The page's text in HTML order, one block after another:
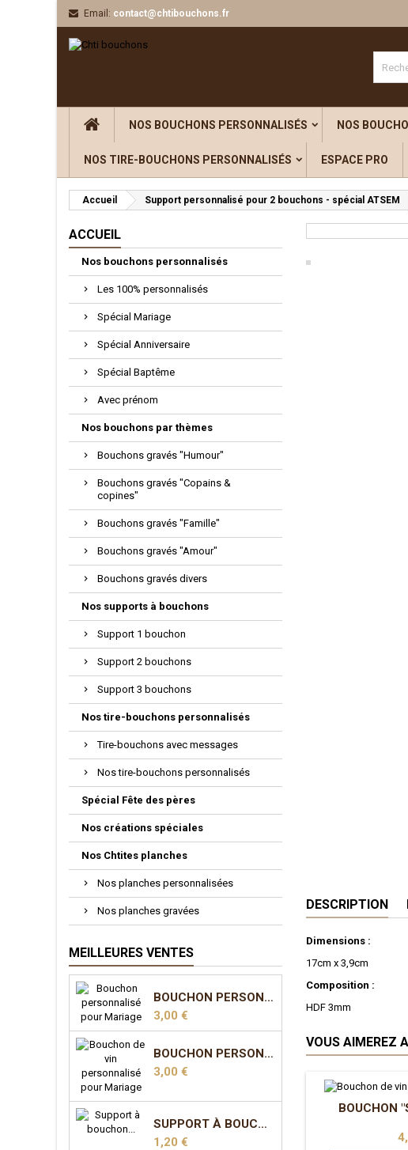
Email: contact@chtibouchons.fr
NOS BOUCHONS PERSONNALISÉS NOS
NOS TIRE-BOUCHONS PERSONNALISÉS ESPACE PRO
Accueil Support personnalisé pour 2 bouchons - spécial ATSEM
ACCUEIL
Nos bouchons personnalisés
Les 100% personnalisés
Spécial Mariage
Spécial Anniversaire
Spécial Baptême
Avec prénom
Nos bouchons par thèmes
Bouchons gravés "Humour"
Bouchons gravés "Copains &
copines"
Bouchons gravés "Famille"
Bouchons gravés "Amour"
Bouchons gravés divers
Nos supports à bouchons
Support 1 bouchon
Support 2 bouchons
Support 3 bouchons
Nos tire-bouchons personnalisés
Tire-bouchons avec messages
Nos tire-bouchons personnalisés
Spécial Fête des pères
Nos créations spéciales
Nos Chtites planches
Nos planches personnalisées
Nos planches gravées
MEILLEURES VENTES
BOUCHON PERSONNALISÉ POUR MARIAGE
Prix
3,00 €
BOUCHON PERSONNALISÉ POUR MARIAGE - MODÈLE 2
Prix
3,00 €
SUPPORT À BOUCHON MARQUE-PLACE - COEUR
Prix
1,20 €
DESCRIPTION
Dimensions :
17cm x 3,9cm
Composition :
HDF 3mm
VOUS AIMEREZ
BOUCHON